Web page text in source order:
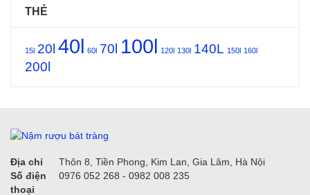
THẺ
15l 20l 40l 60l 70l 100l 120l 130l 140L 150l 160l
200l
Địa chỉ
Thôn 8, Tiền Phong, Kim Lan, Gia Lâm, Hà Nội
Số điện
thoại
0976 052 268 - 0982 008 235